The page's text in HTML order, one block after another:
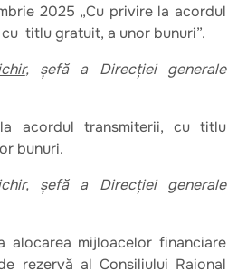
2025 „Cu privire la acordul
titlu gratuit, a unor bunuri”.
, șefă a Direcției generale
acordul transmiterii, cu titlu
bunuri.
, șefă a Direcției generale
alocarea mijloacelor financiare
rezervă al Consiliului Raional